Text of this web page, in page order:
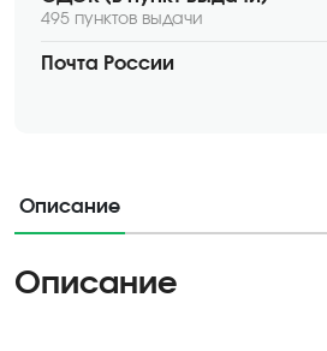
495 пунктов выдачи
Почта России
Описание
Описание